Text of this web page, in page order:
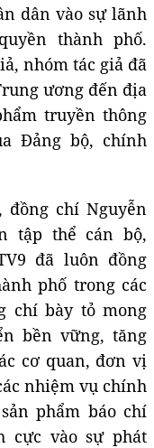
dân vào sự lãnh
thành phố.
nhóm tác giả đã
ương đến địa
truyền thông
Đảng bộ, chính
đồng chí Nguyễn
tập thể cán bộ,
đã luôn đồng
phố trong các
chí bày tỏ mong
bền vững, tăng
cơ quan, đơn vị
nhiệm vụ chính
phẩm báo chí
cực vào sự phát